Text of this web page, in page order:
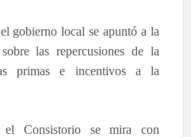
gobierno local se apuntó a la
las repercusiones de la
primas e incentivos a la
el Consistorio se mira con